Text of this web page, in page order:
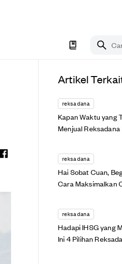
Artikel
reksa dana
Kapan Waktu yang
Menjual Reksadana
reksa dana
Hai Sobat Cuan,
Cara Maksimalkan
Tetap
reksa dana
Hadapi IHSG yang
Ini 4 Pilihan